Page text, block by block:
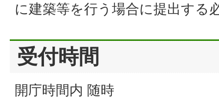
に建築等を行う場合に提出する
受付時間
開庁時間内 随時